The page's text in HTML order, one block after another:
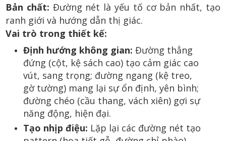
Bản chất: Đường nét là yếu tố cơ bản nhất, tạo
ranh giới và hướng dẫn thị giác.
Vai trò trong thiết kế:
Định hướng không gian: Đường thẳng
đứng (cột, kệ sách cao) tạo cảm giác cao
vút, sang trọng; đường ngang (kệ treo,
gờ tường) mang lại sự ổn định, yên bình;
đường chéo (cầu thang, vách xiên) gợi sự
năng động, hiện đại.
Tạo nhịp điệu: Lặp lại các đường nét tạo